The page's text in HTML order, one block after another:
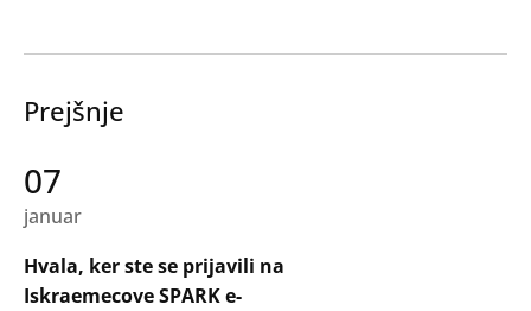
Prejšnje
07
januar
Hvala, ker ste se prijavili na
Iskraemecove SPARK e-